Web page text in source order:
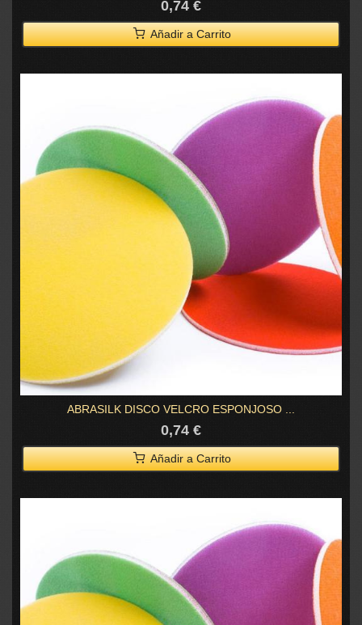
0,74 €
Añadir a Carrito
ABRASILK DISCO VELCRO ESPONJOSO ...
0,74 €
Añadir a Carrito